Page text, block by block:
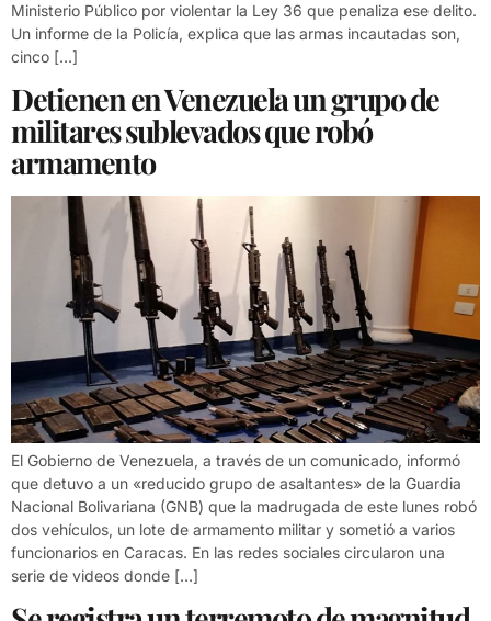
Ministerio Público por violentar la Ley 36 que penaliza ese delito.
Un informe de la Policía, explica que las armas incautadas son,
cinco […]
Detienen en Venezuela un grupo de
militares sublevados que robó
armamento
El Gobierno de Venezuela, a través de un comunicado, informó
que detuvo a un «reducido grupo de asaltantes» de la Guardia
Nacional Bolivariana (GNB) que la madrugada de este lunes robó
dos vehículos, un lote de armamento militar y sometió a varios
funcionarios en Caracas. En las redes sociales circularon una
serie de videos donde […]